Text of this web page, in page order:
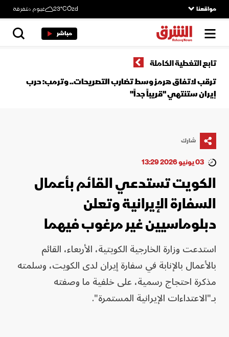
مواقعنا Ózd
23°C غيوم متفرقة
مباشر
تابع التغطية الكاملة
ترقب لاتفاق هرمز وسط تضارب التصريحات.. وترمب: حرب
إيران ستنتهي "قريباً جداً"
شارك
03 يونيو 2026 13:29
الكويت تستدعي القائم بأعمال
السفارة الإيرانية وتعلن
دبلوماسيين غير مرغوب فيهما
استدعت وزارة الخارجية الكويتية، الأربعاء، القائم
بالأعمال بالإنابة في سفارة إيران لدى الكويت، وسلمته
مذكرة احتجاج رسمية، على خلفية ما وصفته
بـ"الاعتداءات الإيرانية المستمرة".